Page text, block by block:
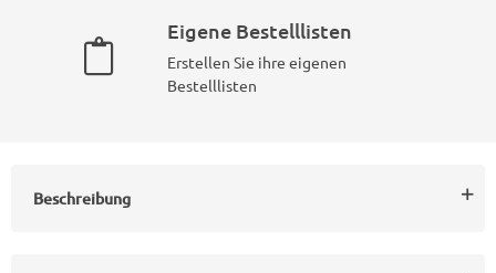
Eigene Bestelllisten
Erstellen Sie ihre eigenen
Bestelllisten
Beschreibung